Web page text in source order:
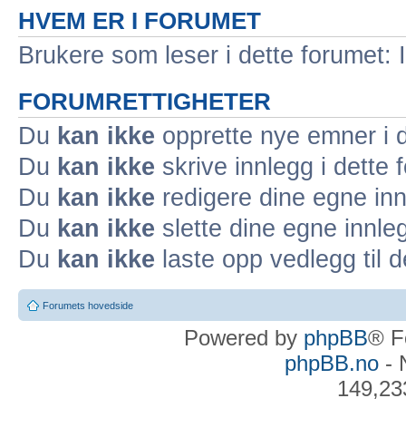
HVEM ER I FORUMET
Brukere som leser i dette
FORUMRETTIGHETER
Du kan ikke opprette nye emner i
Du kan ikke skrive innlegg i dette
Du kan ikke redigere dine egne
Du kan ikke slette dine egne
Du kan ikke laste opp vedlegg til
Forumets hovedside
Powered by phpBB®
phpBB.no-